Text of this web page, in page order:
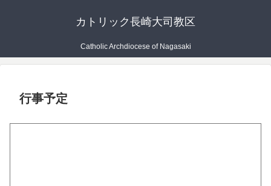
カトリック長崎大司教区
Catholic Archdiocese of Nagasaki
行事予定